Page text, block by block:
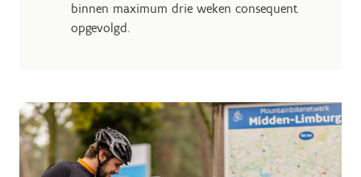
binnen maximum drie weken consequent
opgevolgd.